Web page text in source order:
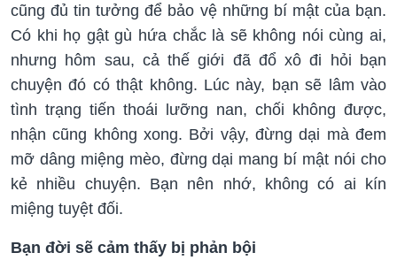
cũng đủ tin tưởng để bảo vệ những bí mật của bạn.
Có khi họ gật gù hứa chắc là sẽ không nói cùng ai,
nhưng hôm sau, cả thế giới đã đổ xô đi hỏi bạn
chuyện đó có thật không. Lúc này, bạn sẽ lâm vào
tình trạng tiến thoái lưỡng nan, chối không được,
nhận cũng không xong. Bởi vậy, đừng dại mà đem
mỡ dâng miệng mèo, đừng dại mang bí mật nói cho
kẻ nhiều chuyện. Bạn nên nhớ, không có ai kín
miệng tuyệt đối.
Bạn đời sẽ cảm thấy bị phản bội